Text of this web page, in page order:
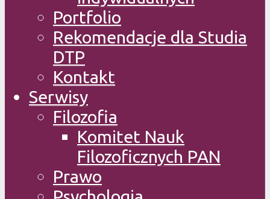
Portfolio
Rekomendacje dla Studia
DTP
Kontakt
Serwisy
Filozofia
Komitet Nauk
Filozoficznych PAN
Prawo